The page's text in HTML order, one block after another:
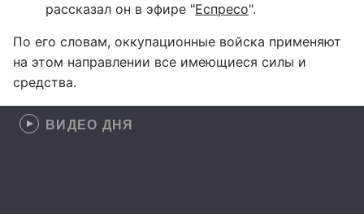
рассказал он в эфире "Еспресо".
По его словам, оккупационные войска применяют
на этом направлении все имеющиеся силы и
средства.
ВИДЕО ДНЯ